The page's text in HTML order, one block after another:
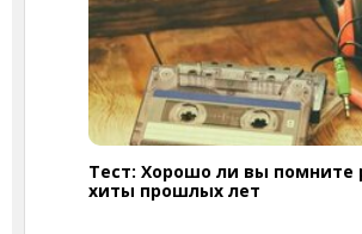
Тест: Хорошо ли вы помните
хиты прошлых лет